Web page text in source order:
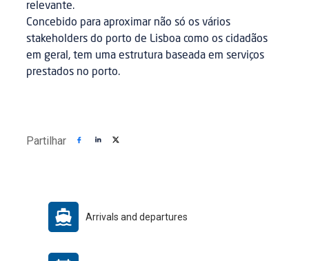
relevante.
Concebido para aproximar não só os vários
stakeholders do porto de Lisboa como os cidadãos
em geral, tem uma estrutura baseada em serviços
prestados no porto.
Partilhar
Arrivals and departures